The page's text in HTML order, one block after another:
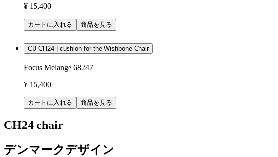
¥ 15,400
カートに入れる 商品を見る
CU CH24 | cushion for the Wishbone Chair
Focus Melange 68247
¥ 15,400
カートに入れる 商品を見る
CH24 chair
デンマークデザイン